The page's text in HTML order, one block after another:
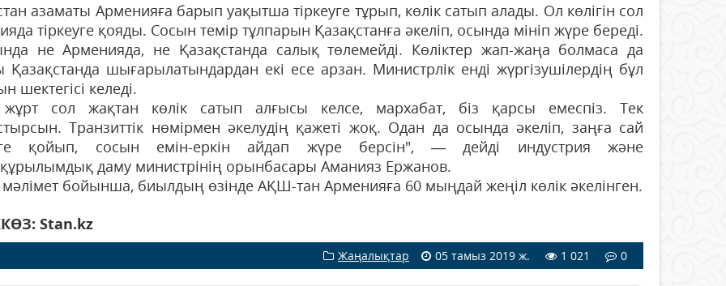
азаматы Арменияға барып уақытша тіркеуге тұрып, көлік сатып алады. Ол көлігін сол
тіркеуге қояды. Сосын темір тұлпарын Қазақстанға әкеліп, осында мініп жүре береді.
не Арменияда, не Қазақстанда салық төлемейді. Көліктер жап-жаңа болмаса да
Қазақстанда шығарылатындардан екі есе арзан. Министрлік енді жүргізушілердің бұл
шектегісі келеді.
жұрт сол жақтан көлік сатып алғысы келсе, мархабат, біз қарсы емеспіз. Тек
Транзиттік нөмірмен әкелудің қажеті жоқ. Одан да осында әкеліп, заңға сай
қойып, сосын емін-еркін айдап жүре берсін", — дейді индустрия және
даму министрінің орынбасары Аманияз Ержанов.
бойынша, биылдың өзінде АҚШ-тан Арменияға 60 мыңдай жеңіл көлік әкелінген.
Stan.kz
Жаңалықтар 05 тамыз 2019 ж. 1 021 0